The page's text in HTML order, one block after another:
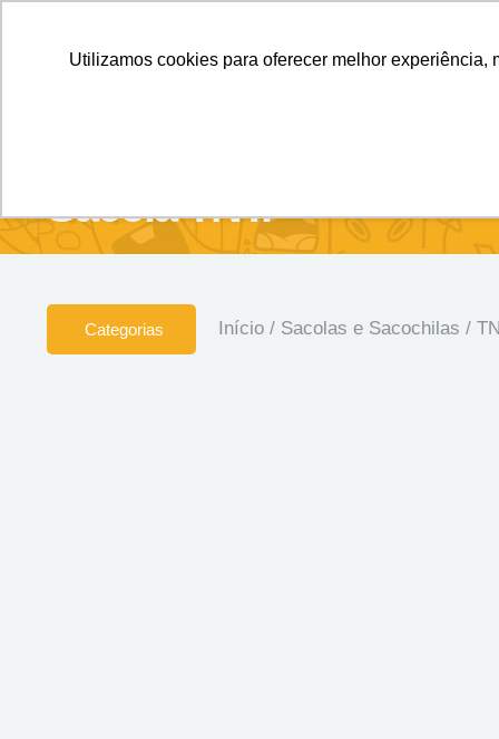
Utilizamos cookies para oferecer melhor
Sacola TNT.
Categorias Início/ Sacolas e Sacochilas /